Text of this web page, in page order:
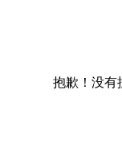
抱歉！没